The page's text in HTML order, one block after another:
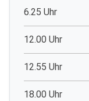
6.25 Uhr
12.00 Uhr
12.55 Uhr
18.00 Uhr